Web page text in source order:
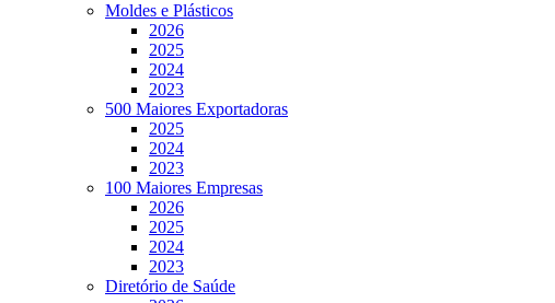
Moldes e Plásticos
2026
2025
2024
2023
500 Maiores Exportadoras
2025
2024
2023
100 Maiores Empresas
2026
2025
2024
2023
Diretório de Saúde